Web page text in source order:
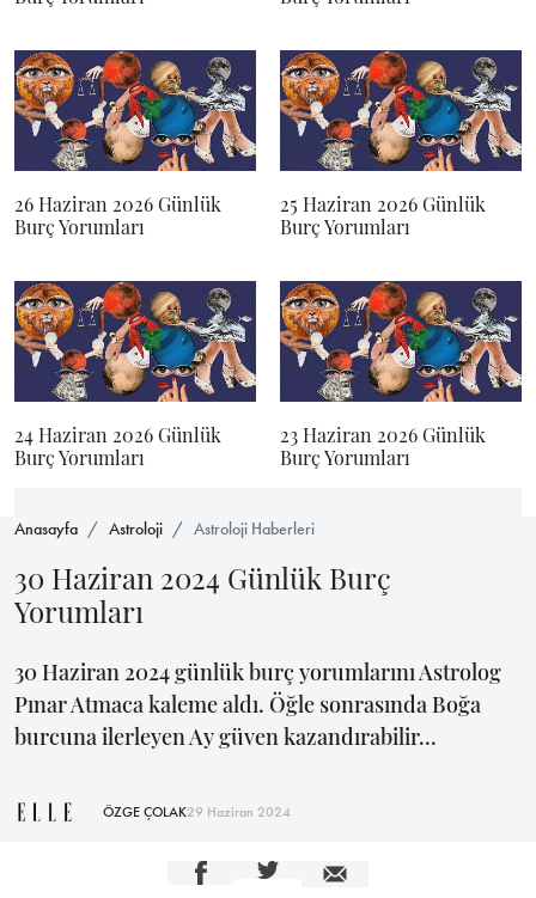
26 Haziran 2026 Günlük
Burç Yorumları
25 Haziran 2026 Günlük
Burç Yorumları
24 Haziran 2026 Günlük
Burç Yorumları
23 Haziran 2026 Günlük
Burç Yorumları
Anasayfa Astroloji Astroloji Haberleri
30 Haziran 2024 Günlük Burç
Yorumları
30 Haziran 2024 günlük burç yorumlarını Astrolog
Pınar Atmaca kaleme aldı. Öğle sonrasında Boğa
burcuna ilerleyen Ay güven kazandırabilir...
ÖZGE ÇOLAK29 Haziran 2024